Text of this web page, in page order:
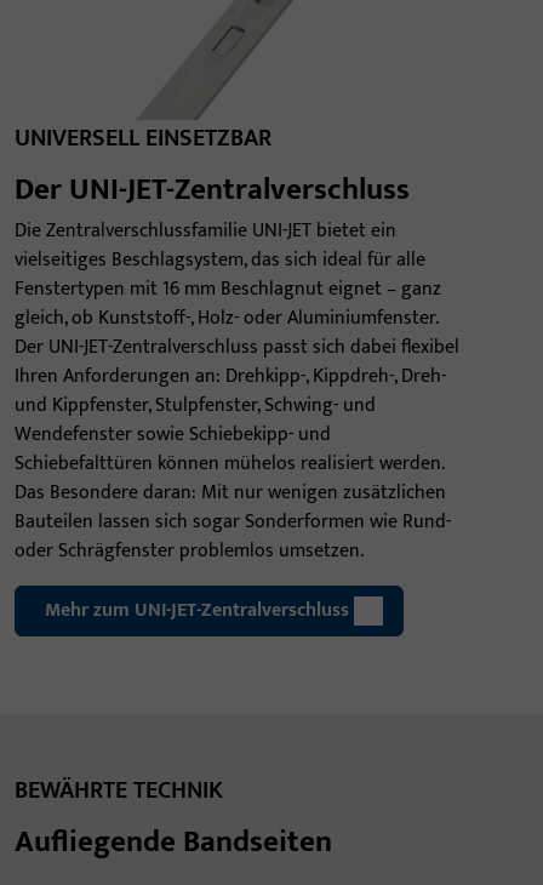
UNIVERSELL EINSETZBAR
Der UNI-JET-Zentralverschluss
Die Zentralverschlussfamilie UNI-JET bietet ein
vielseitiges Beschlagsystem, das sich ideal für alle
Fenstertypen mit 16 mm Beschlagnut eignet – ganz
gleich, ob Kunststoff-, Holz- oder Aluminiumfenster.
Der UNI-JET-Zentralverschluss passt sich dabei flexibel
Ihren Anforderungen an: Drehkipp-, Kippdreh-, Dreh-
und Kippfenster, Stulpfenster, Schwing- und
Wendefenster sowie Schiebekipp- und
Schiebefalttüren können mühelos realisiert werden.
Das Besondere daran: Mit nur wenigen zusätzlichen
Bauteilen lassen sich sogar Sonderformen wie Rund-
oder Schrägfenster problemlos umsetzen.
Mehr zum UNI-JET-Zentralverschluss
BEWÄHRTE TECHNIK
Aufliegende Bandseiten